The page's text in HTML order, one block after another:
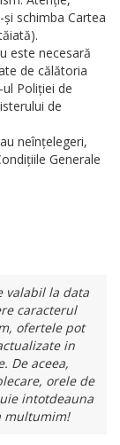
schimba Cartea
este necesară
de călătoria
Poliției de
de
neînțelegeri,
Generale
la data
caracterul
ofertele pot
in
De aceea,
orele de
intotdeauna
multumim!